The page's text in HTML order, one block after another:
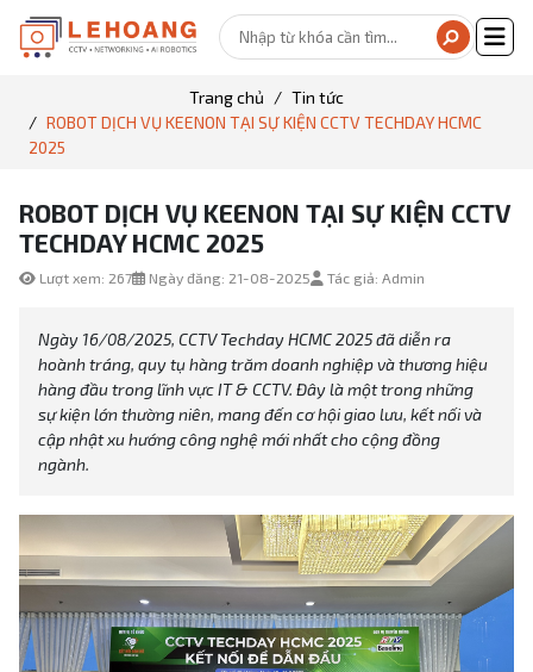
Trang chủ
Tin tức
ROBOT DỊCH VỤ KEENON TẠI SỰ KIỆN CCTV TECHDAY HCMC
2025
ROBOT DỊCH VỤ KEENON TẠI SỰ KIỆN CCTV
TECHDAY HCMC 2025
Lượt xem: 267 Ngày đăng: 21-08-2025 Tác giả: Admin
Ngày 16/08/2025, CCTV Techday HCMC 2025 đã diễn ra
hoành tráng, quy tụ hàng trăm doanh nghiệp và thương hiệu
hàng đầu trong lĩnh vực IT & CCTV. Đây là một trong những
sự kiện lớn thường niên, mang đến cơ hội giao lưu, kết nối và
cập nhật xu hướng công nghệ mới nhất cho cộng đồng
ngành.